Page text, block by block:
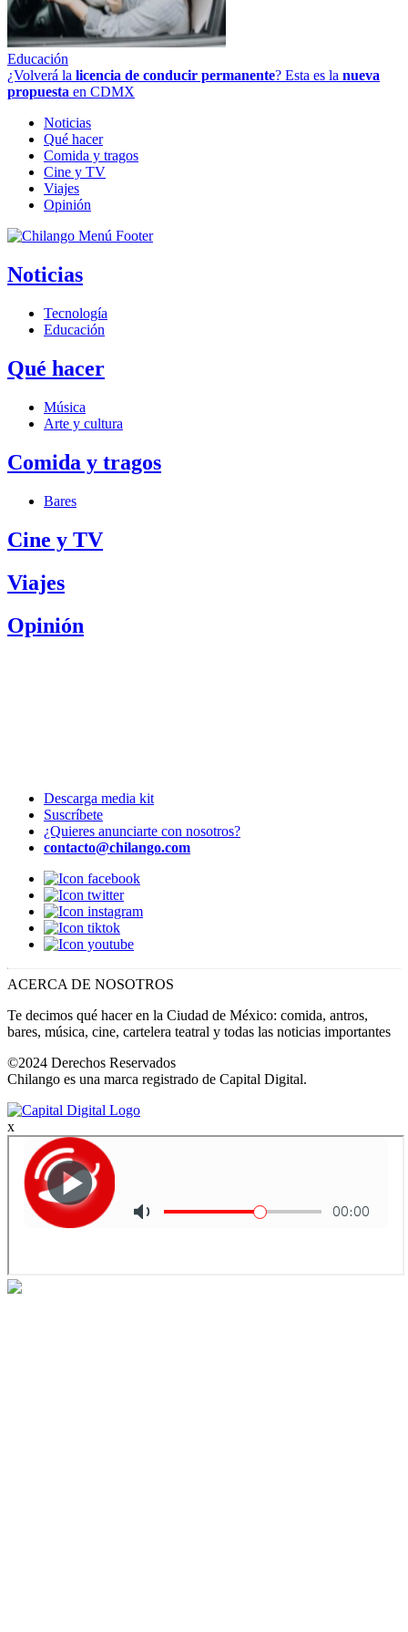
Educación
¿Volverá la licencia de conducir permanente? Esta es la nueva
propuesta en CDMX
Noticias
Qué hacer
Comida y tragos
Cine y TV
Viajes
Opinión
Noticias
Tecnología
Educación
Qué hacer
Música
Arte y cultura
Comida y tragos
Bares
Cine y TV
Viajes
Opinión
Descarga media kit
Suscríbete
¿Quieres anunciarte con nosotros?
contacto@chilango.com
ACERCA DE NOSOTROS
Te decimos qué hacer en la Ciudad de México: comida, antros,
bares, música, cine, cartelera teatral y todas las noticias importantes
©2024 Derechos Reservados
Chilango es una marca registrado de Capital Digital.
x